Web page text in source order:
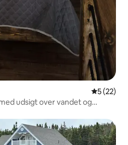
5 ud af 5 i
5 (22)
udsigt over vandet og